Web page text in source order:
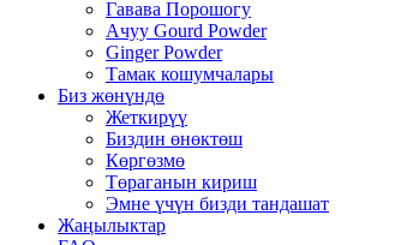
Гавава Порошогу
Ачуу Gourd Powder
Ginger Powder
Тамак кошумчалары
Биз жөнүндө
Жеткирүү
Биздин өнөктөш
Көргөзмө
Төраганын кириш
Эмне үчүн бизди тандашат
Жаңылыктар